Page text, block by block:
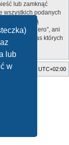
lub
w
lub zamknąć
wszystkich podanych
te nie będą
Hondy Varadero”, ani
podczas których
czasowa UTC+02:00